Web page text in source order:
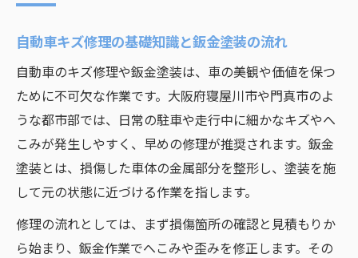
自動車鈑金塗装修理の流れと安心ポイント
大阪府寝屋川市門真市で安心して鈑金塗装を依
頼する流れ
安心できる自動車修理依頼の具体的な流れ
寝屋川市門真市で鈑金塗装を依頼する際の
手順
キズへこみ修理をスムーズに進める依頼方
法
自動車修理依頼時の注意点と安心サポート
自動車キズ修理の基礎知識と鈑金塗装の流れ
自動車のキズ修理や鈑金塗装は、車の美観や価値を保つ
ために不可欠な作業です。大阪府寝屋川市や門真市のよ
うな都市部では、日常の駐車や走行中に細かなキズやへ
こみが発生しやすく、早めの修理が推奨されます。鈑金
塗装とは、損傷した車体の金属部分を整形し、塗装を施
して元の状態に近づける作業を指します。
修理の流れとしては、まず損傷箇所の確認と見積もりか
ら始まり、鈑金作業でへこみや歪みを修正します。その